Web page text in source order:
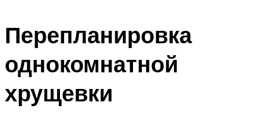
Перепланировка
однокомнатной
хрущевки